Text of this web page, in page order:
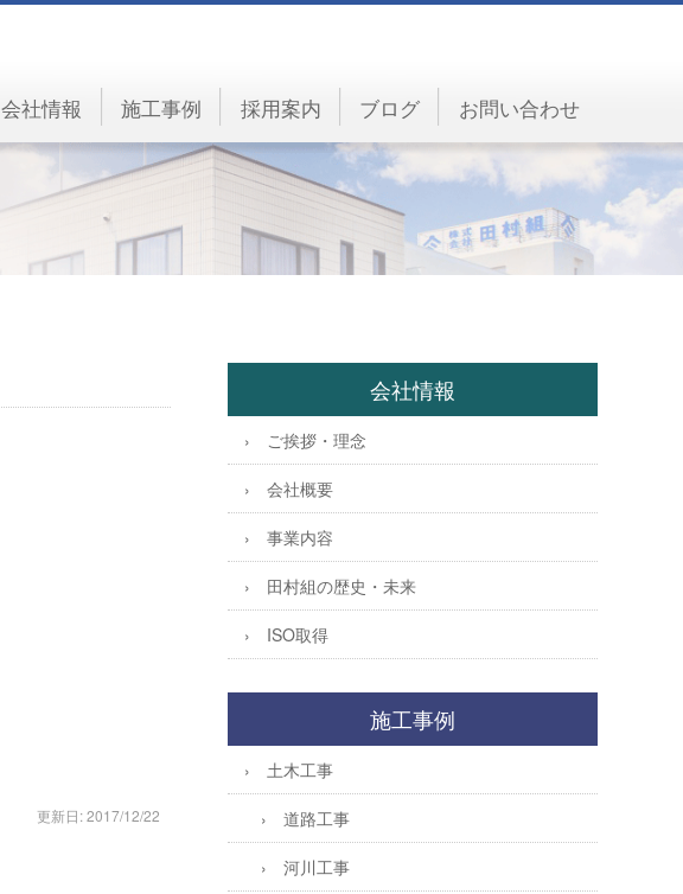
会社情報 施工事例 採用案内 ブログ お問い合わせ
更新日: 2017/12/22
会社情報
ご挨拶・理念
会社概要
事業内容
田村組の歴史・未来
ISO取得
施工事例
土木工事
道路工事
河川工事